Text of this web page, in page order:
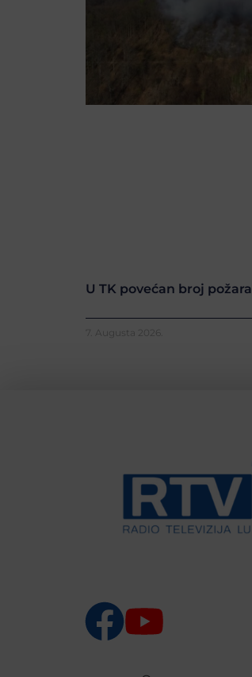
U TK povećan broj požara
7. Augusta 2026.